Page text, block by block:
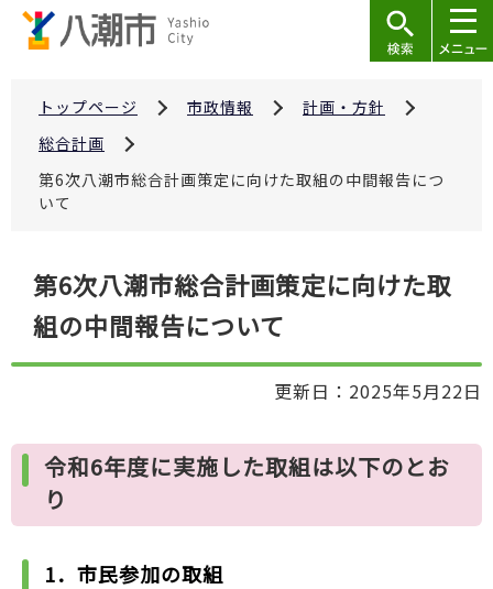
トップページ 市政情報
計画・方針
総合計画
第6次八潮市総合計画策定に向けた取組の中間報告につ
いて
第6次八潮市総合計画策定に向けた取
組の中間報告について
更新日：2025年5月22日
令和6年度に実施した取組は以下のとお
り
1．市民参加の取組